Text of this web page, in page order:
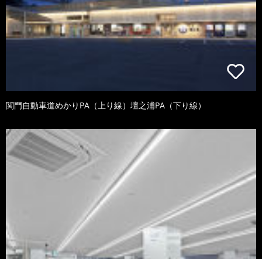
関門自動車道めかりPA（上り線）壇之浦PA（下り線）